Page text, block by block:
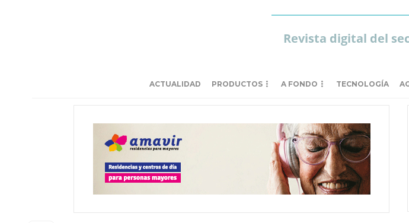
Revista digital del
ACTUALIDAD PRODUCTOS A FONDO TECNOLOGÍA